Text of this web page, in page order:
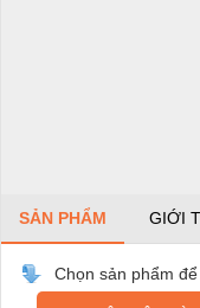
SẢN PHẨM GIỚI
Chọn sản phẩm để